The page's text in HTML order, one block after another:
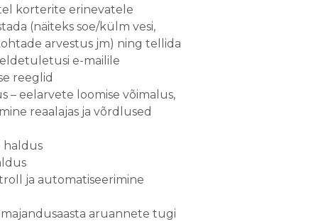
korterite erinevatele
(näiteks soe/külm vesi,
arvestus jm) ning tellida
e-mailile
reeglid
– eelarvete loomise võimalus,
reaalajas ja võrdlused
haldus
ja automatiseerimine
aruannete tugi